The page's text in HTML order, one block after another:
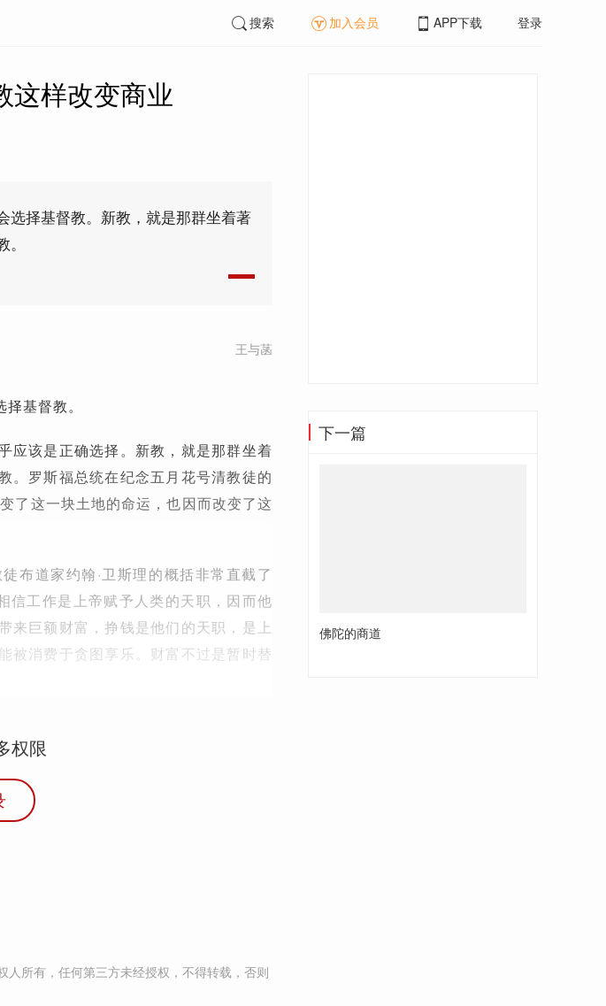
搜索 加入会员 APP下载 登录
这样改变商业
选择基督教。新教，就是那群坐着著
王与菡
基督教。
应该是正确选择。新教，就是那群坐着
。罗斯福总统在纪念五月花号清教徒的
了这一块土地的命运，也因而改变了这
布道家约翰·卫斯理的概括非常直截了
信工作是上帝赋予人类的天职，因而他
来巨额财富，挣钱是他们的天职，是上
被消费于贪图享乐。财富不过是暂时替
权限
所有，任何第三方未经授权，不得转载，否则
下一篇
佛陀的商道